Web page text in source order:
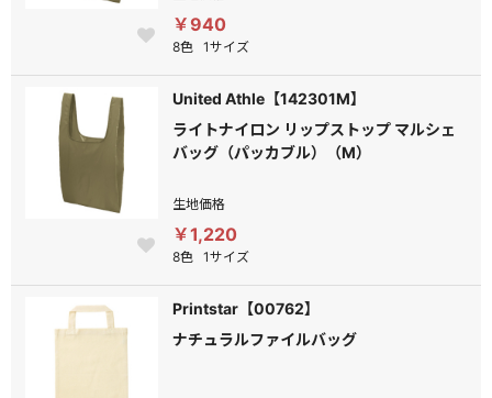
￥940
8色 1サイズ
United Athle【142301M】
ライトナイロン リップストップ マルシェ
バッグ（パッカブル）（M）
生地価格
￥1,220
8色 1サイズ
Printstar【00762】
ナチュラルファイルバッグ